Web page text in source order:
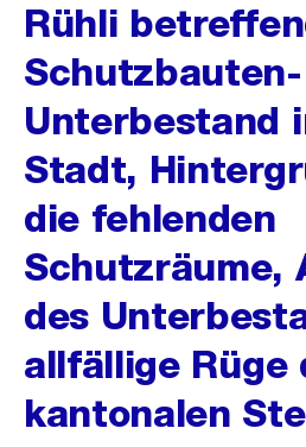
Rühli
Schutzbauten-
Unterbestand
Stadt,
die fehlenden
Schutzräume,
des
allfällige Rüge
kantonalen